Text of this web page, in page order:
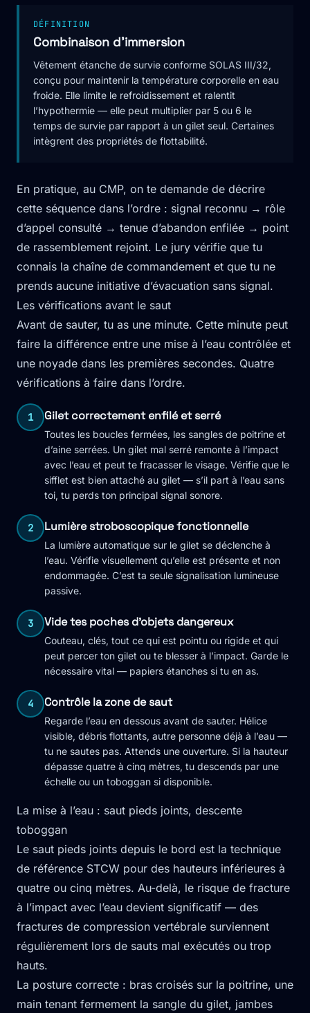
DÉFINITION
Combinaison d'immersion
Vêtement étanche de survie conforme SOLAS III/32,
conçu pour maintenir la température corporelle en eau
froide. Elle limite le refroidissement et ralentit
l’hypothermie — elle peut multiplier par 5 ou 6 le
temps de survie par rapport à un gilet seul. Certaines
intègrent des propriétés de flottabilité.
En pratique, au CMP, on te demande de décrire
cette séquence dans l’ordre : signal reconnu → rôle
d’appel consulté → tenue d’abandon enfilée → point
de rassemblement rejoint. Le jury vérifie que tu
connais la chaîne de commandement et que tu ne
prends aucune initiative d’évacuation sans signal.
Les vérifications avant le saut
Avant de sauter, tu as une minute. Cette minute peut
faire la différence entre une mise à l’eau contrôlée et
une noyade dans les premières secondes. Quatre
vérifications à faire dans l’ordre.
1 Gilet correctement enfilé et serré
Toutes les boucles fermées, les sangles de poitrine et
d’aine serrées. Un gilet mal serré remonte à l’impact
avec l’eau et peut te fracasser le visage. Vérifie que le
sifflet est bien attaché au gilet — s’il part à l’eau sans
toi, tu perds ton principal signal sonore.
2 Lumière stroboscopique fonctionnelle
La lumière automatique sur le gilet se déclenche à
l’eau. Vérifie visuellement qu’elle est présente et non
endommagée. C’est ta seule signalisation lumineuse
passive.
3 Vide tes poches d'objets dangereux
Couteau, clés, tout ce qui est pointu ou rigide et qui
peut percer ton gilet ou te blesser à l’impact. Garde le
nécessaire vital — papiers étanches si tu en as.
4 Contrôle la zone de saut
Regarde l’eau en dessous avant de sauter. Hélice
visible, débris flottants, autre personne déjà à l’eau —
tu ne sautes pas. Attends une ouverture. Si la hauteur
dépasse quatre à cinq mètres, tu descends par une
échelle ou un toboggan si disponible.
La mise à l’eau : saut pieds joints, descente
toboggan
Le saut pieds joints depuis le bord est la technique
de référence STCW pour des hauteurs inférieures à
quatre ou cinq mètres. Au-delà, le risque de fracture
à l’impact avec l’eau devient significatif — des
fractures de compression vertébrale surviennent
régulièrement lors de sauts mal exécutés ou trop
hauts.
La posture correcte : bras croisés sur la poitrine, une
main tenant fermement la sangle du gilet, jambes